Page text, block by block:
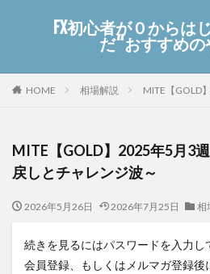
FX初心者が０からは
だ“おすすめの
HOME 相場解説 MITE【GOLD
MITE【GOLD】2025年5月3
戻しとチャレンジ波～
2026年5月26日 2026年7月25日 相
続きを見るにはパスワードを入力し
会員登録、もしくはメルマガ登録後